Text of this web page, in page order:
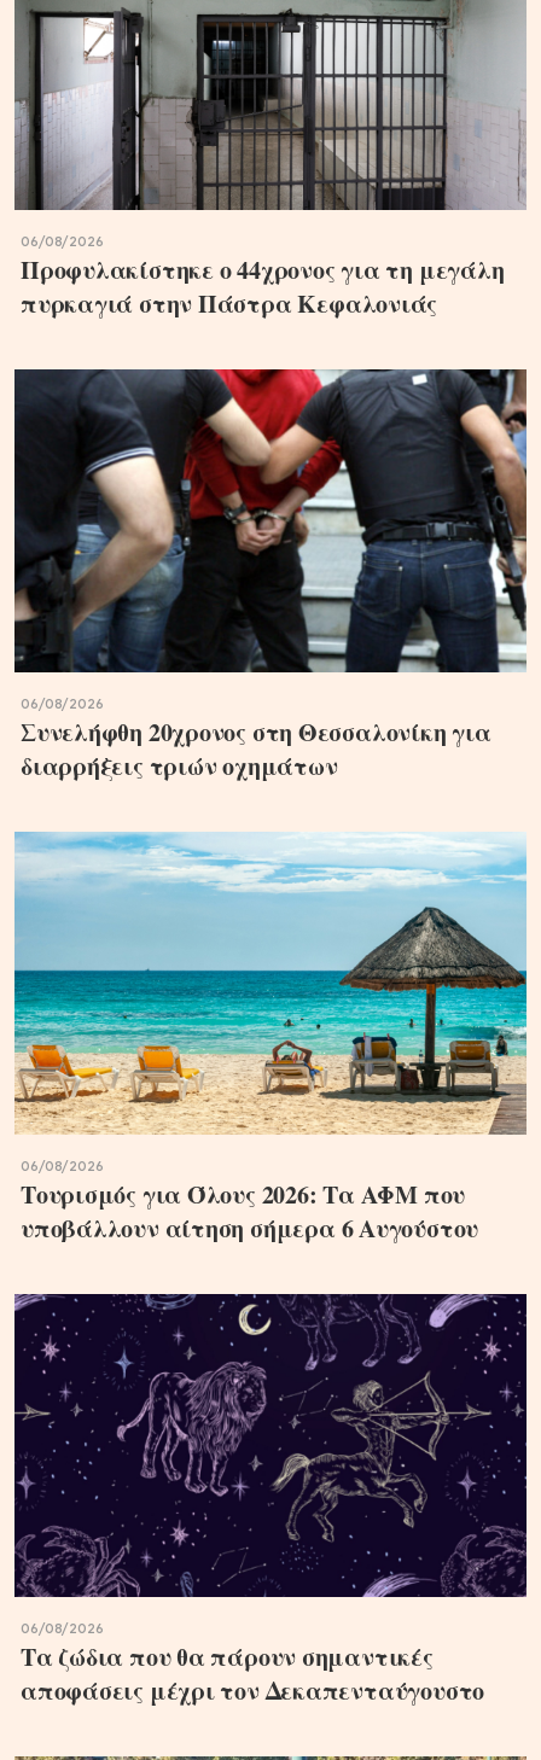
06/08/2026
Προφυλακίστηκε ο 44χρονος για τη μεγάλη
πυρκαγιά στην Πάστρα Κεφαλονιάς
06/08/2026
Συνελήφθη 20χρονος στη Θεσσαλονίκη για
διαρρήξεις τριών οχημάτων
06/08/2026
Τουρισμός για Όλους 2026: Τα ΑΦΜ που
υποβάλλουν αίτηση σήμερα 6 Αυγούστου
06/08/2026
Τα ζώδια που θα πάρουν σημαντικές
αποφάσεις μέχρι τον Δεκαπενταύγουστο